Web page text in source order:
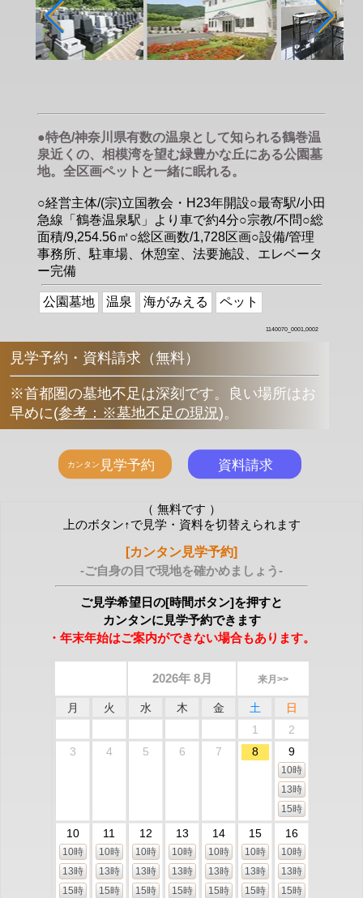
●特色/神奈川県有数の温泉として知られる鶴巻温
泉近くの、相模湾を望む緑豊かな丘にある公園墓
地。全区画ペットと一緒に眠れる。
○経営主体/(宗)立国教会・H23年開設○最寄駅/小田
急線「鶴巻温泉駅」より車で約4分○宗教/不問○総
面積/9,254.56㎡○総区画数/1,728区画○設備/管理
事務所、駐車場、休憩室、法要施設、エレベータ
ー完備
公園墓地 温泉 海がみえる ペット
1140070_0001,0002
見学予約・資料請求（無料）
※首都圏の墓地不足は深刻です。良い場所はお
早めに(参考：※墓地不足の現況)。
（ 無料です ）
上のボタン↑で見学・資料を切替えられます
[カンタン見学予約]
-ご自身の目で現地を確かめましょう-
ご見学希望日の[時間ボタン]を押すと
カンタンに見学予約できます
・年末年始はご案内ができない場合もあります。
2026年 8月 来月>>
月 火 水 木 金 土
日
1
2
3
4 5 6 7 8 9
10時
13時
15時
10
10時
13時
15時
11
10時
13時
15時
12
10時
13時
15時
13
10時
13時
15時
14
10時
13時
15時
15
10時
13時
15時
16
10時
13時
15時